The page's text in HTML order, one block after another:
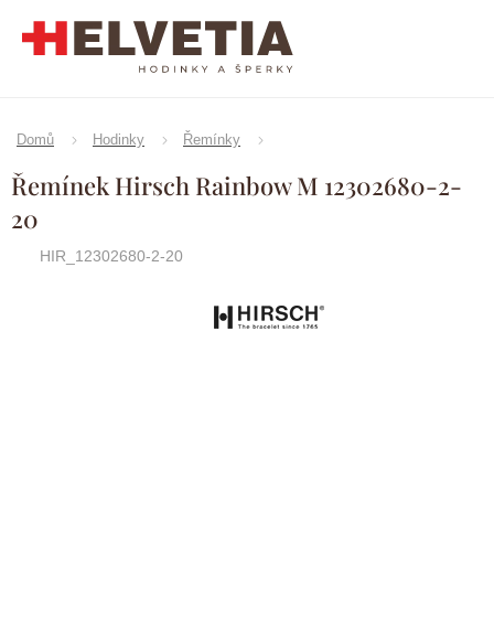
Domů Hodinky Řemínky
Řemínek Hirsch Rainbow M 12302680-2-
20
HIR_12302680-2-20
Značka:Hirsch